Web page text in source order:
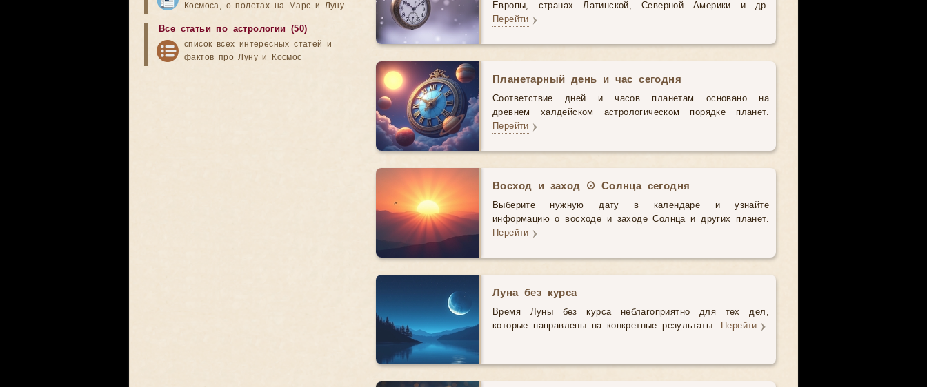
Европы, странах Латинской, Северной Америки и др.
Перейти
Планетарный день и час сегодня
Соответствие дней и часов планетам основано на
древнем халдейском астрологическом порядке планет.
Перейти
Восход и заход ☉ Солнца сегодня
Выберите нужную дату в календаре и узнайте
информацию о восходе и заходе Солнца и других планет.
Перейти
Луна без курса
Время Луны без курса неблагоприятно для тех дел,
которые направлены на конкретные результаты. Перейти
Космоса, о полетах на Марс и Луну
Все статьи по астрологии (50)
список всех интересных статей и
фактов про Луну и Космос